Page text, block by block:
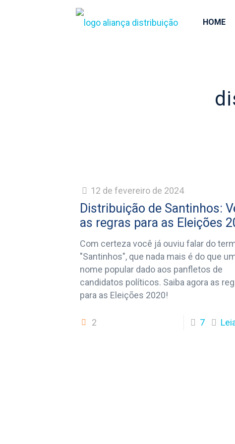
HOME
12 de fevereiro de 2024
Distribuição de Santinhos:
as regras para as Eleições
Com certeza você já ouviu falar do
"Santinhos", que nada mais é do que
nome popular dado aos panfletos de
candidatos políticos. Saiba agora as
para as Eleições 2020!
2 7